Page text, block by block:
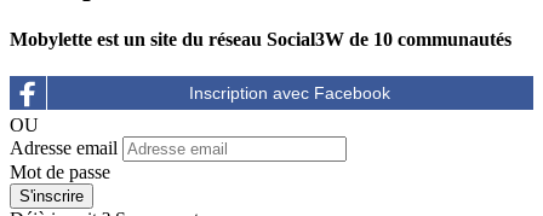
Mobylette est un site du réseau Social3W de 10 communautés
OU
Adresse email
Mot de passe